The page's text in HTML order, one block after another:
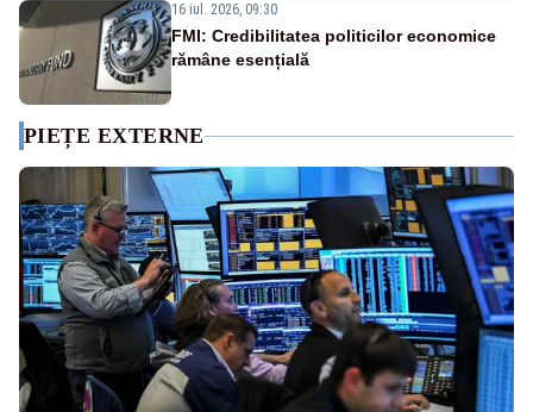
16 iul. 2026, 09:30
FMI: Credibilitatea politicilor economice
rămâne esențială
PIEȚE EXTERNE